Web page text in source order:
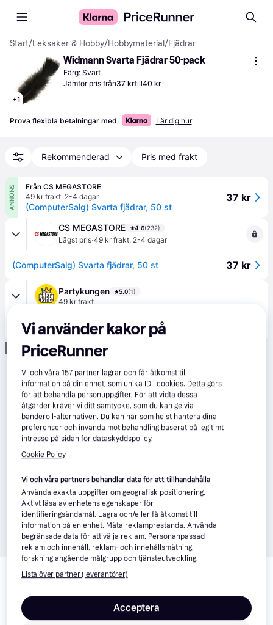
Start/Leksaker & Hobby/Hobbymaterial /Fjädrar
+1
Widmann Svarta Fjädrar 50-pack
Färg: Svart
Jämför pris från37 krtill40 kr
Prova flexibla betalningar med Lär dig hur
Rekommenderad Pris med frakt
ANNONS
Från CS MEGASTORE
49 kr frakt, 2-4 dagar
(ComputerSalg) Svarta fjädrar, 50 st
37 kr
CS MEGASTORE 4.6(232)
Lägst pris·49 kr frakt, 2-4 dagar
(ComputerSalg) Svarta fjädrar, 50 st 37 kr
Partykungen 5.0(1)
49 kr frakt
Fjädrar Svart - 50-pack
Annons
Relaterade produkter
intressera dig. Visa alla
Vi använder kakor på
PriceRunner
Vi och våra157 partner lagrar och får åtkomst till
information på din enhet, som unika ID i cookies. Detta görs
för att behandla personuppgifter. För att vidta dessa
åtgärder kräver vi ditt samtycke, som du kan ge via
banderoll-alternativen. Du kan när som helst hantera dina
preferenser och invända mot behandling baserat på legitimt
intresse på sidan för dataskyddspolicy.
Cookie Policy
Vi och våra partners behandlar data för att tillhandahålla
Använda exakta uppgifter om geografisk positionering.
Aktivt läsa av enhetens egenskaper för
identifieringsändamål. Lagra och/eller få åtkomst till
information på en enhet. Mäta reklamprestanda. Använda
begränsade data för att välja reklam. Personanpassad
reklam och innehåll, reklam- och innehållsmätning,
forskning angående målgrupp och tjänsteutveckling.
Lista över partner (leverantörer)
Acceptera